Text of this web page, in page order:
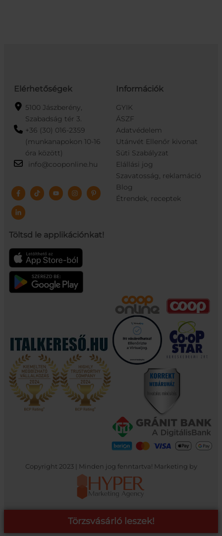
Elérhetőségek
5100 Jászberény,
Szabadság tér 3.
+36 (30) 016-2359
(munkanapokon 10-16
óra között)
info@cooponline.hu
Töltsd le applikációnkat!
Információk
GYIK
ÁSZF
Adatvédelem
Utánvét Ellenőr kivonat
Süti Szabályzat
Elállási jog
Szavatosság, reklamáció
Blog
Étrendek, receptek
Copyright 2023 | Minden jog fenntartva! Marketing by
Törzsvásárló leszek!